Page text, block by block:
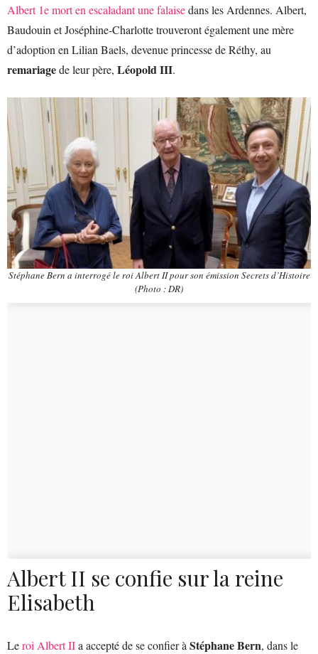
Albert 1e mort en escaladant une falaisedans les Ardennes. Albert,
Baudouin et Joséphine-Charlotte trouveront également une mère
d’adoption en Lilian Baels, devenue princesse de Réthy, au
remariagede leur père, Léopold III.
Stéphane Bern a interrogé le roi Albert II pour son émission Secrets d’Histoire
(Photo : DR)
Albert II se confie sur la reine
Elisabeth
Leroi Albert IIa accepté de se confier à Stéphane Bern, dans le